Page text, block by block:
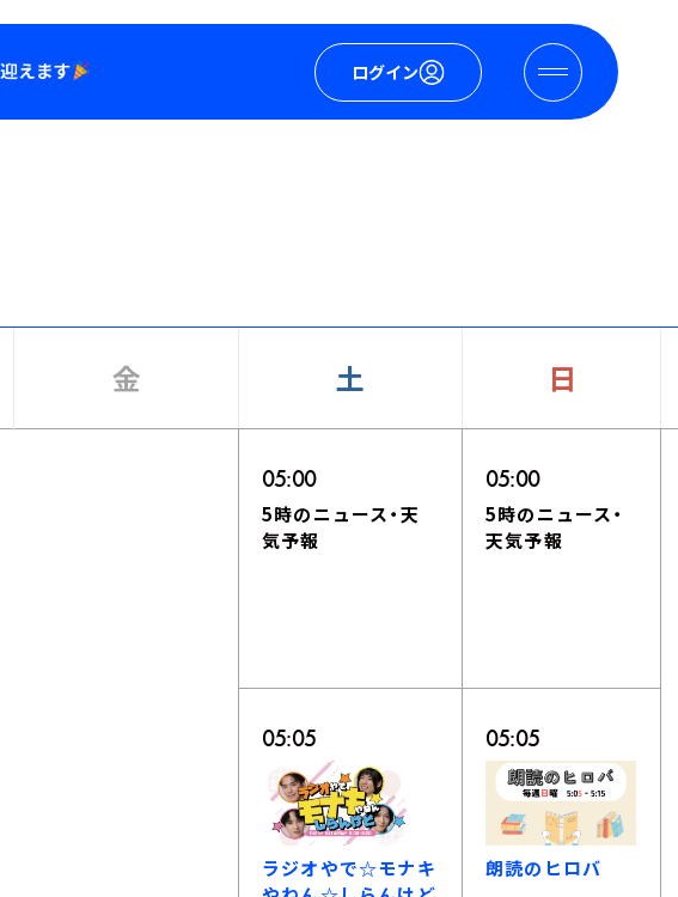
ログイン
金 土 日
05:00
5時のニュース・天
気予報
05:00
5時のニュース・
天気予報
05:05
ラジオやで☆モナキ
05:05
朗読のヒロバ